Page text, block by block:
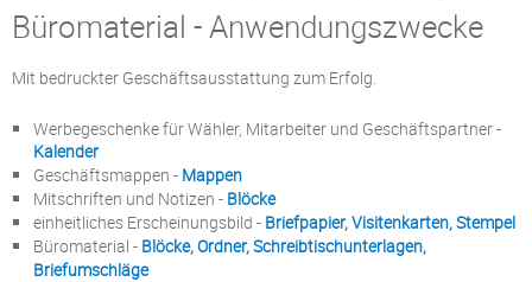
Büromaterial - Anwendungszwecke
Mit bedruckter Geschäftsausstattung zum Erfolg.
Werbegeschenke für Wähler, Mitarbeiter und Geschäftspartner -
Kalender
Geschäftsmappen - Mappen
Mitschriften und Notizen - Blöcke
einheitliches Erscheinungsbild - Briefpapier,Visitenkarten,Stempel
Büromaterial - Blöcke,Ordner,Schreibtischunterlagen,
Briefumschläge